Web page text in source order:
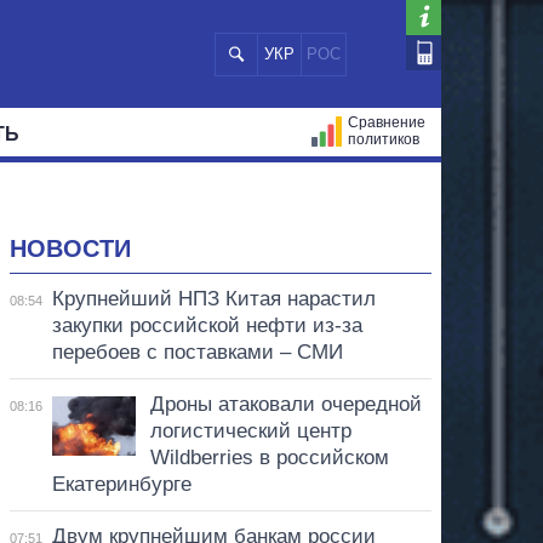
УКР РОС
Сравнение
политиков
НОВОСТИ
08:54
Крупнейший НПЗ Китая нарастил
закупки российской нефти из-за
перебоев с поставками – СМИ
08:16
Дроны атаковали очередной
логистический центр
Wildberries в российском
Екатеринбурге
07:51
Двум крупнейшим банкам россии